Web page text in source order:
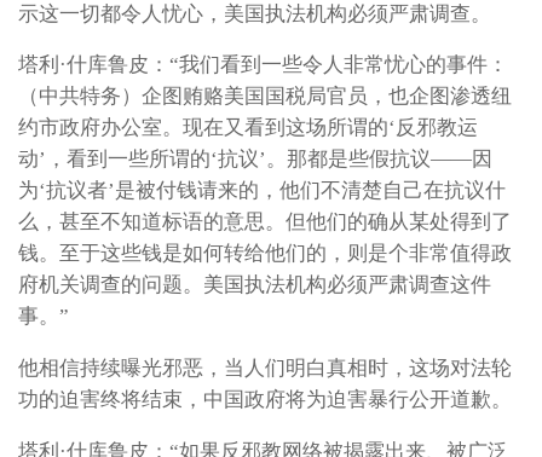
示这一切都令人忧心，美国执法机构必须严肃调查。
塔利·什库鲁皮：“我们看到一些令人非常忧心的事件：
（中共特务）企图贿赂美国国税局官员，也企图渗透纽
约市政府办公室。现在又看到这场所谓的‘反邪教运
动’，看到一些所谓的‘抗议’。那都是些假抗议——因
为‘抗议者’是被付钱请来的，他们不清楚自己在抗议什
么，甚至不知道标语的意思。但他们的确从某处得到了
钱。至于这些钱是如何转给他们的，则是个非常值得政
府机关调查的问题。美国执法机构必须严肃调查这件
事。”
他相信持续曝光邪恶，当人们明白真相时，这场对法轮
功的迫害终将结束，中国政府将为迫害暴行公开道歉。
塔利·什库鲁皮：“如果反邪教网络被揭露出来、被广泛